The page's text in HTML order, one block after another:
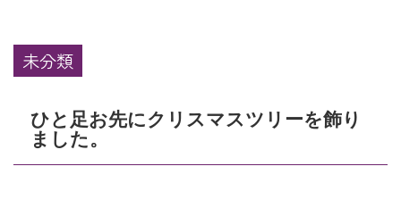
未分類
ひと足お先にクリスマスツリーを飾り
ました。